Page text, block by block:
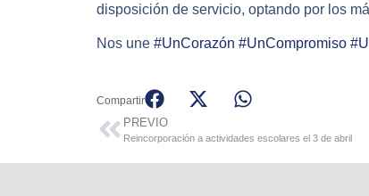
disposición de servicio, optando por los
Nos une #UnCorazón #UnCompromiso #
Compartir
PREVIO
Reincorporación a actividades escolares el 3 de abril